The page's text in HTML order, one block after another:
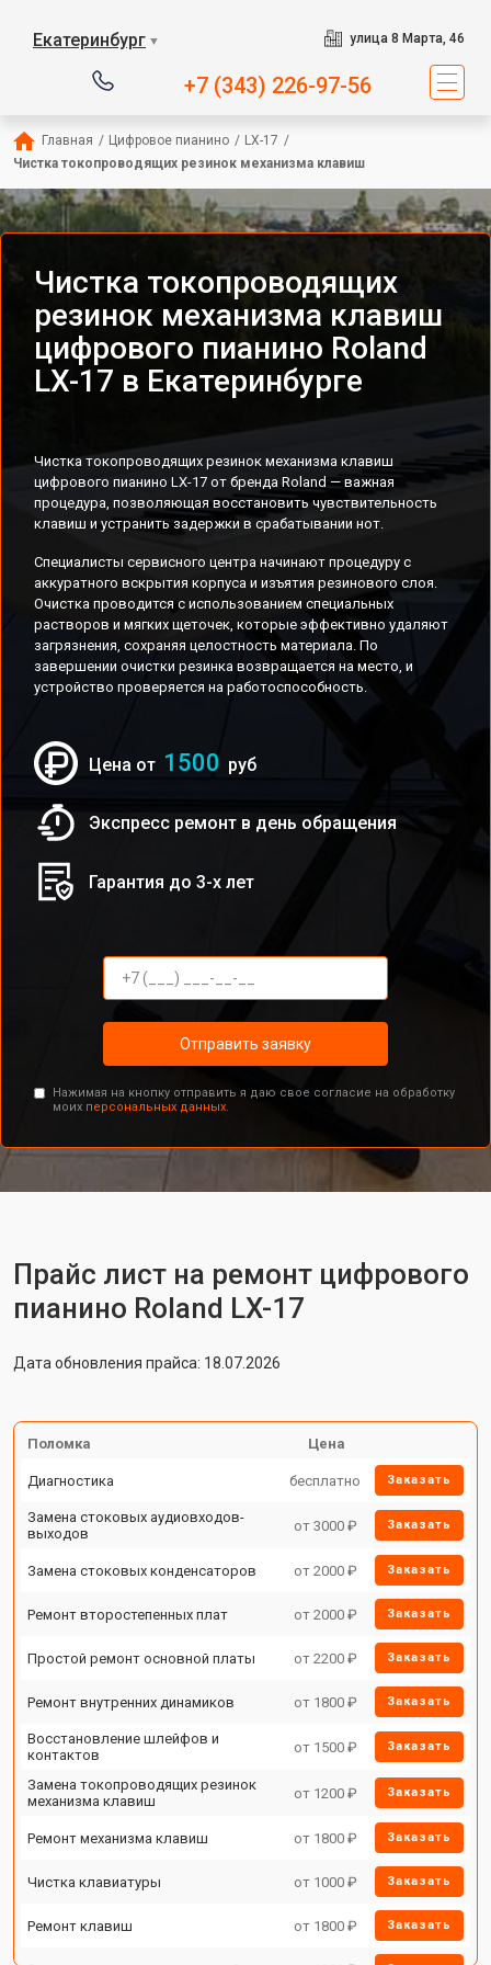
Екатеринбург ▼ улица 8 Марта, 46
+7 (343) 226-97-56
Главная / Цифровое пианино / LX-17 /
Чистка токопроводящих резинок механизма клавиш
Чистка токопроводящих
резинок механизма клавиш
цифрового пианино Roland
LX-17 в Екатеринбурге
Чистка токопроводящих резинок механизма клавиш
цифрового пианино LX-17 от бренда Roland — важная
процедура, позволяющая восстановить чувствительность
клавиш и устранить задержки в срабатывании нот.
Специалисты сервисного центра начинают процедуру с
аккуратного вскрытия корпуса и изъятия резинового слоя.
Очистка проводится с использованием специальных
растворов и мягких щеточек, которые эффективно удаляют
загрязнения, сохраняя целостность материала. По
завершении очистки резинка возвращается на место, и
устройство проверяется на работоспособность.
Цена от 1500 руб
Экспресс ремонт в день обращения
Гарантия до 3-х лет
Отправить заявку
Нажимая на кнопку отправить я даю свое согласие на обработку
моих персональных данных.
Прайс лист на ремонт цифрового
пианино Roland LX-17
Дата обновления прайса: 18.07.2026
Поломка Цена
Диагностика бесплатно Заказать
Замена стоковых аудиовходов-
выходов
от 3000 ₽ Заказать
Замена стоковых конденсаторов от 2000 ₽ Заказать
Ремонт второстепенных плат от 2000 ₽ Заказать
Простой ремонт основной платы от 2200 ₽ Заказать
Ремонт внутренних динамиков от 1800 ₽ Заказать
Восстановление шлейфов и
контактов
от 1500 ₽ Заказать
Замена токопроводящих резинок
механизма клавиш
от 1200 ₽ Заказать
Ремонт механизма клавиш от 1800 ₽ Заказать
Чистка клавиатуры от 1000 ₽ Заказать
Ремонт клавиш от 1800 ₽ Заказать